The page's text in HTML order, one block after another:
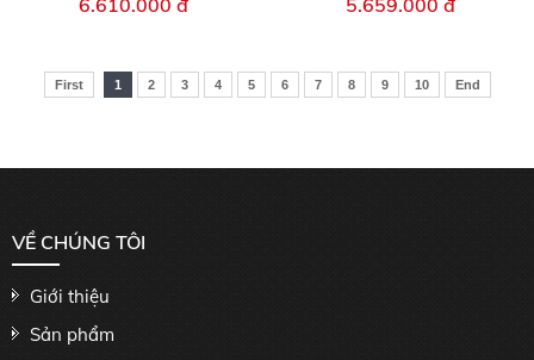
6.610.000 đ 5.659.000 đ
First 1 2 3 4 5 6 7 8 9 10 End
VỀ CHÚNG TÔI
Giới thiệu
Sản phẩm